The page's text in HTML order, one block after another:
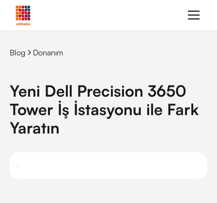
Blog Donanım
Yeni Dell Precision 3650
Tower İş İstasyonu ile Fark
Yaratın